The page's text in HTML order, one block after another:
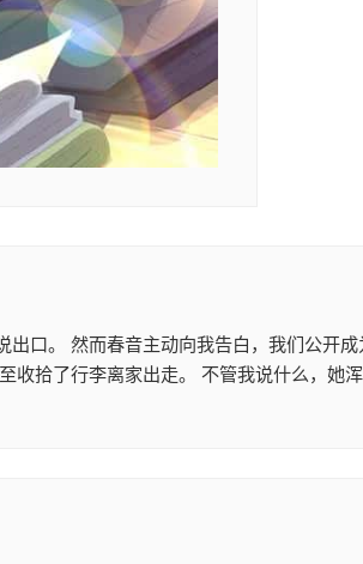
口。 然而春音主动向我告白，我们公开成
收拾了行李离家出走。 不管我说什么，她